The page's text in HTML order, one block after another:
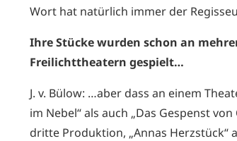
Wort hat natürlich immer der
Ihre Stücke wurden schon an
Freilichttheatern gespielt…
J. v. Bülow: …aber dass an einem
im Nebel“ als auch „Das Gespenst
dritte Produktion, „Annas